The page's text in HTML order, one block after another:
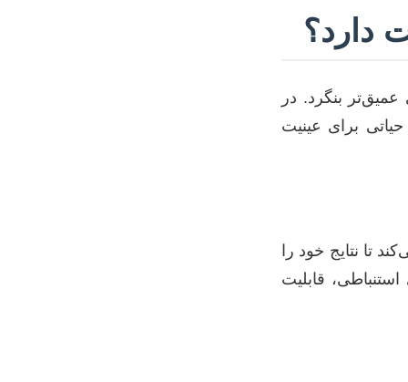
دارد؟
بنگرد. در
برای عینیت
تا نتایج خود را
قابلیت